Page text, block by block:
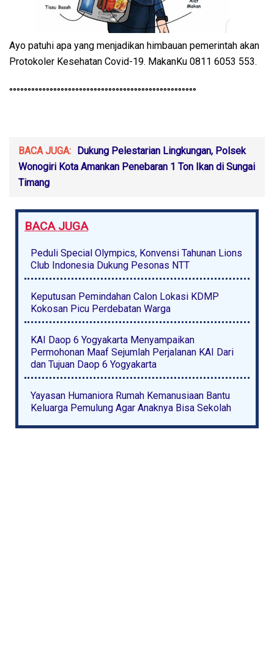
Ayo patuhi apa yang menjadikan himbauan pemerintah akan
Protokoler Kesehatan Covid-19. MakanKu 0811 6053 553.
°°°°°°°°°°°°°°°°°°°°°°°°°°°°°°°°°°°°°°°°°°°°°°°°°°°
BACA JUGA: Dukung Pelestarian Lingkungan, Polsek
Wonogiri Kota Amankan Penebaran 1 Ton Ikan di Sungai
Timang
BACA JUGA
Peduli Special Olympics, Konvensi Tahunan Lions
Club Indonesia Dukung Pesonas NTT
Keputusan Pemindahan Calon Lokasi KDMP
Kokosan Picu Perdebatan Warga
KAI Daop 6 Yogyakarta Menyampaikan
Permohonan Maaf Sejumlah Perjalanan KAI Dari
dan Tujuan Daop 6 Yogyakarta
Yayasan Humaniora Rumah Kemanusiaan Bantu
Keluarga Pemulung Agar Anaknya Bisa Sekolah